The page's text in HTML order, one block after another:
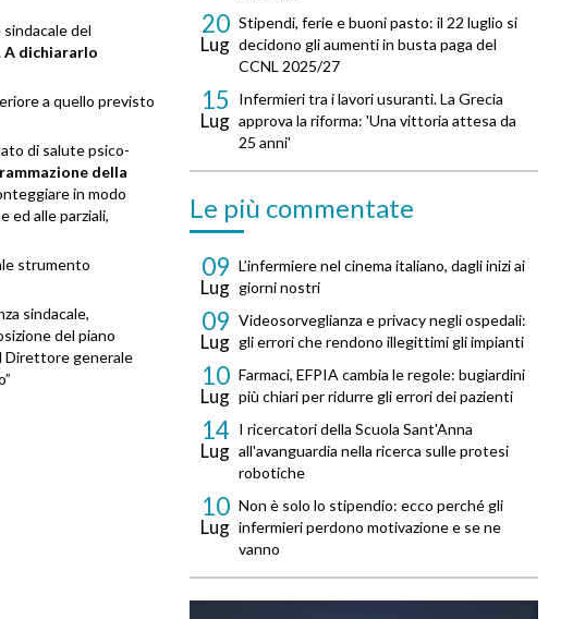
del
A dichiararlo
a quello previsto
di salute psico-
della
in modo
ed alle parziali,
strumento
sindacale,
del piano
Direttore generale
20
Lug
Stipendi, ferie e buoni pasto: il 22 luglio si
decidono gli aumenti in busta paga del
CCNL 2025/27
15
Lug
Infermieri tra i lavori usuranti. La Grecia
approva la riforma: 'Una vittoria attesa da
25 anni'
Le più commentate
09
Lug
L’infermiere nel cinema italiano, dagli inizi ai
giorni nostri
09
Lug
Videosorveglianza e privacy negli ospedali:
gli errori che rendono illegittimi gli impianti
10
Lug
Farmaci, EFPIA cambia le regole: bugiardini
più chiari per ridurre gli errori dei pazienti
14
Lug
I ricercatori della Scuola Sant'Anna
all'avanguardia nella ricerca sulle protesi
robotiche
10
Lug
Non è solo lo stipendio: ecco perché gli
infermieri perdono motivazione e se ne
vanno